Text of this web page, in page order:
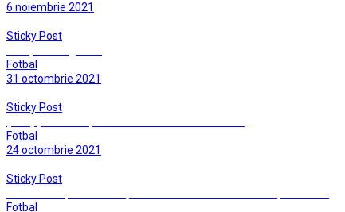
6 noiembrie 2021
Sticky Post
Fotbal
31 octombrie 2021
Sticky Post
Fotbal
24 octombrie 2021
Sticky Post
Fotbal